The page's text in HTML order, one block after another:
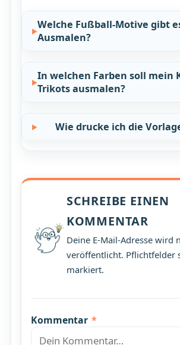
Welche Fußball-Motive gibt
Ausmalen?
In welchen Farben soll mein
Trikots ausmalen?
Wie drucke ich die
SCHREIBE EINEN
KOMMENTAR
Deine E-Mail-Adresse wird
veröffentlicht. Pflichtfelder
markiert.
Kommentar *